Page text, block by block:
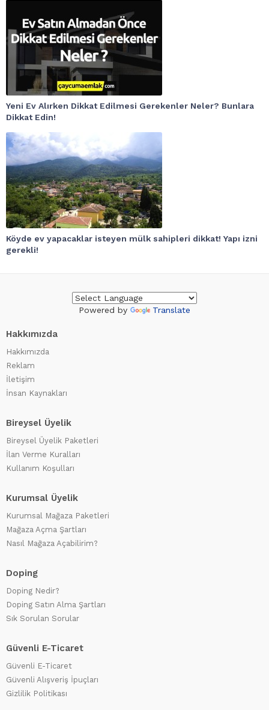
Yeni Ev Alırken Dikkat Edilmesi Gerekenler Neler? Bunlara
Dikkat Edin!
Köyde ev yapacaklar isteyen mülk sahipleri dikkat! Yapı izni
gerekli!
Powered by Translate
Hakkımızda
Hakkımızda
Reklam
İletişim
İnsan Kaynakları
Bireysel Üyelik
Bireysel Üyelik Paketleri
İlan Verme Kuralları
Kullanım Koşulları
Kurumsal Üyelik
Kurumsal Mağaza Paketleri
Mağaza Açma Şartları
Nasıl Mağaza Açabilirim?
Doping
Doping Nedir?
Doping Satın Alma Şartları
Sık Sorulan Sorular
Güvenli E-Ticaret
Güvenli E-Ticaret
Güvenli Alışveriş İpuçları
Gizlilik Politikası